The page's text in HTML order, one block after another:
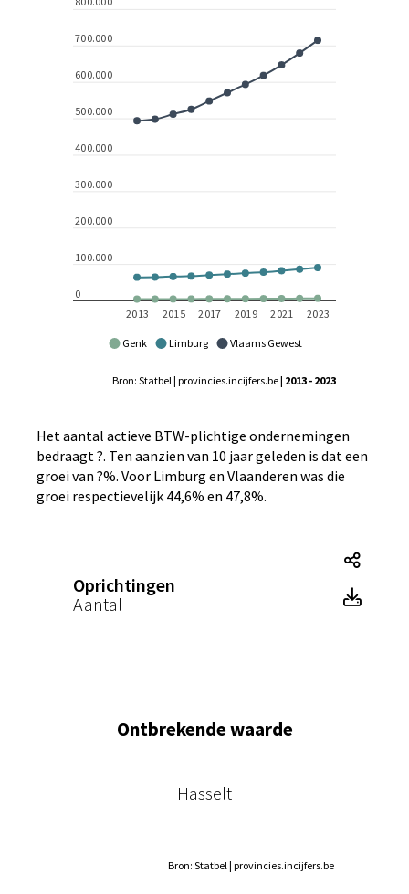
Genk Limburg Vlaams Gewest
Bron: Statbel | provincies.incijfers.be| 2013 - 2023
Het aantal actieve BTW-plichtige ondernemingen
bedraagt ?. Ten aanzien van 10 jaar geleden is dat een
groei van ?%. Voor Limburg en Vlaanderen was die
groei respectievelijk 44,6% en 47,8%.
Oprichtingen
Aantal
Hasselt
Ontbrekende waarde
Bron: Statbel | provincies.incijfers.be